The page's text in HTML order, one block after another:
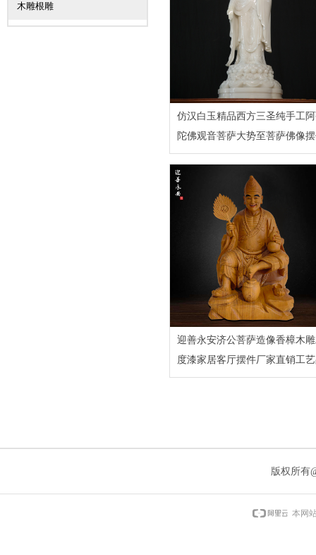
木雕根雕
仿汉白玉精品西方三圣纯手工
陀佛观音菩萨大势至菩萨佛像
迎善永安济公菩萨造像香樟木
度漆家居客厅摆件厂家直销工
版权所
本网